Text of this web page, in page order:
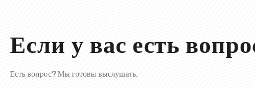
Если у вас есть
Есть вопрос? Мы готовы выслушать.